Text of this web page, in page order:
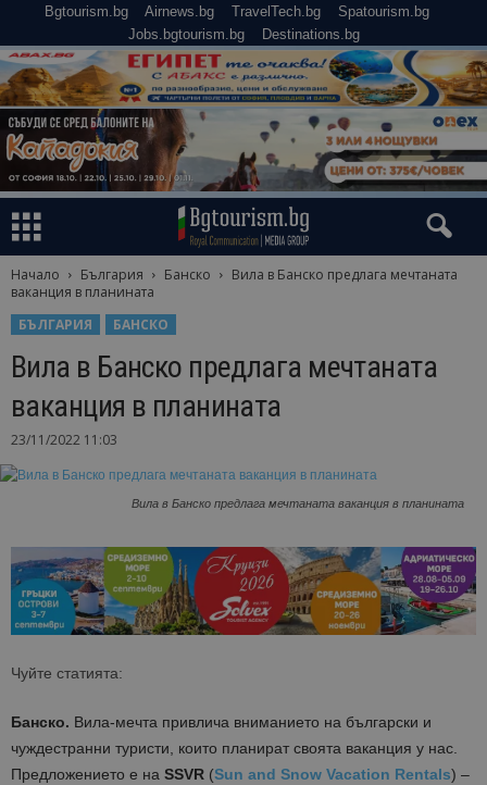
Bgtourism.bg Airnews.bg TravelTech.bg
Spatourism.bg
Jobs.bgtourism.bg
Destinations.bg
Начало България Банско
Вила в Банско предлага мечтаната
ваканция в планината
БЪЛГАРИЯ
БАНСКО
Вила в Банско предлага мечтаната
ваканция в планината
23/11/2022 11:03
Вила в Банско предлага мечтаната ваканция в планината
Чуйте статията:
Банско. Вила-мечта привлича вниманието на български и
чуждестранни туристи, които планират своята ваканция у нас.
Предложението е на SSVR (Sun and Snow Vacation Rentals) –